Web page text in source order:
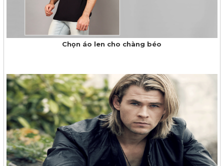
Chọn áo len cho chàng béo